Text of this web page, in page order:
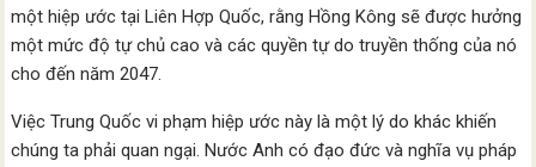
một hiệp ước tại Liên Hợp Quốc, rằng Hồng Kông sẽ được hưởng
một mức độ tự chủ cao và các quyền tự do truyền thống của nó
cho đến năm 2047.
Việc Trung Quốc vi phạm hiệp ước này là một lý do khác khiến
chúng ta phải quan ngại. Nước Anh có đạo đức và nghĩa vụ pháp